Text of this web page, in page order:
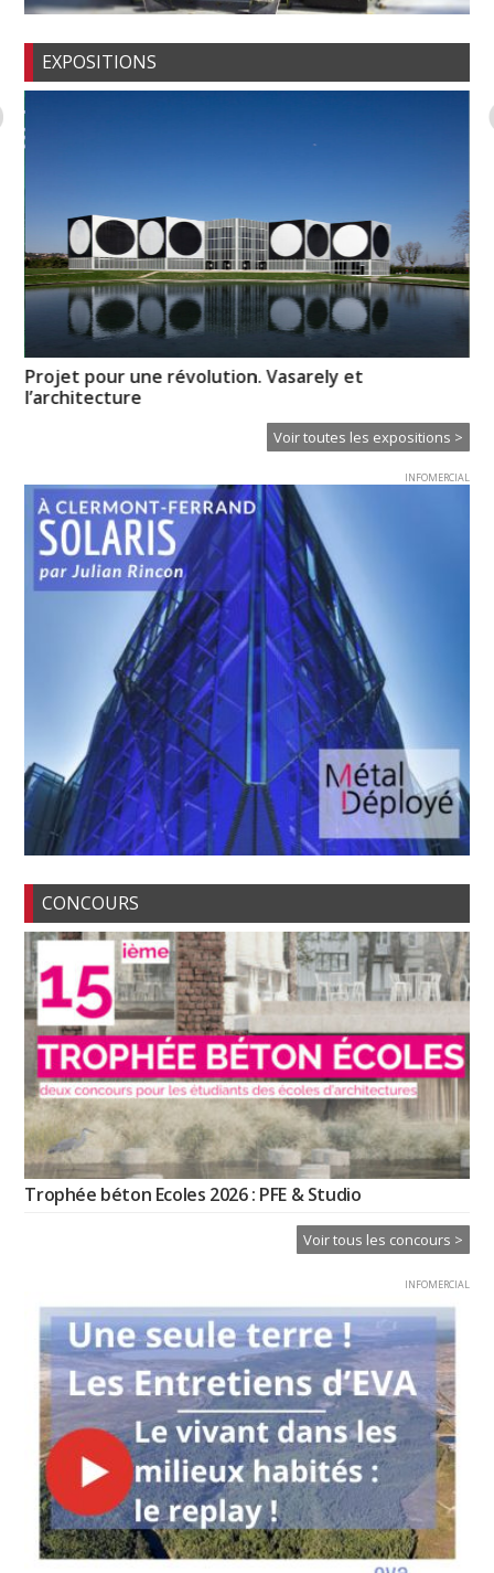
EXPOSITIONS
Projet pour une révolution. Vasarely et
l’architecture
Voir toutes les expositions >
INFOMERCIAL
CONCOURS
Trophée béton Ecoles 2026 : PFE & Studio
Voir tous les concours >
INFOMERCIAL